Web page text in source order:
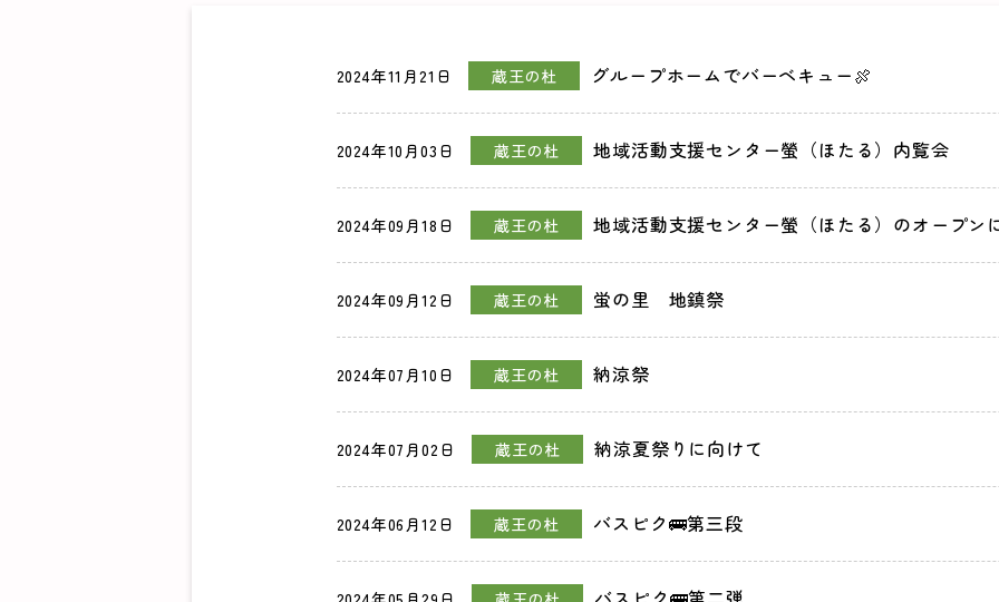
2024年11月21日 蔵王の杜 グループホームでバーベキュー🍖
2024年10月03日 蔵王の杜 地域活動支援センター螢（ほたる）内覧会
2024年09月18日 蔵王の杜 地域活動支援センター螢（ほたる）のオープン
2024年09月12日 蔵王の杜 蛍の里 地鎮祭
2024年07月10日 蔵王の杜 納涼祭
2024年07月02日 蔵王の杜 納涼夏祭りに向けて
2024年06月12日 蔵王の杜 バスピク🚌第三段